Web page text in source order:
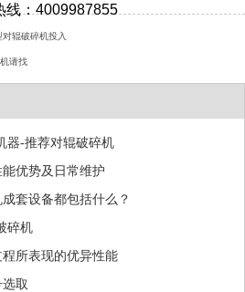
线：4009987855
辊破碎机投入
请找
器-推荐对辊破碎机
优势及日常维护
套设备都包括什么？
碎机
所表现的优异性能
取